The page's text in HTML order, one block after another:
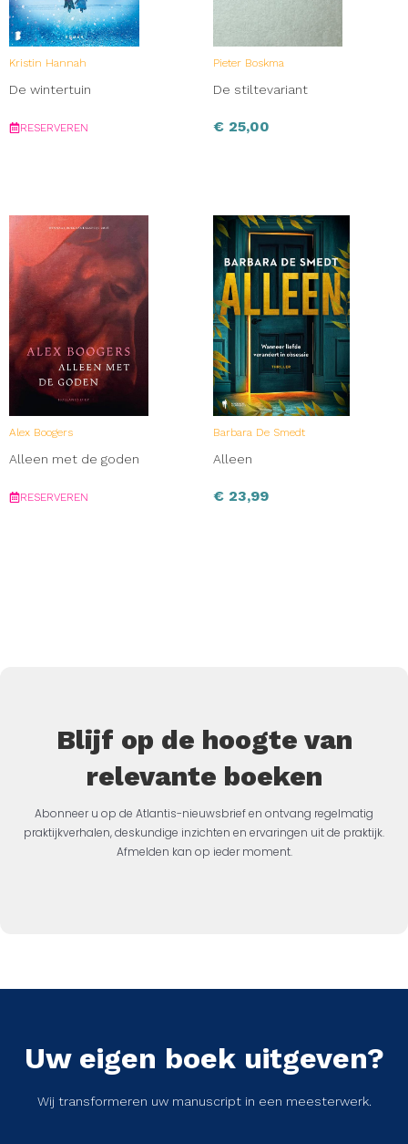
Kristin Hannah
De wintertuin
RESERVEREN
Pieter Boskma
De stiltevariant
€ 25,00
Alex Boogers
Alleen met de goden
RESERVEREN
Barbara De Smedt
Alleen
€ 23,99
Blijf op de hoogte van
relevante boeken
Abonneer u op de Atlantis-nieuwsbrief en ontvang regelmatig
praktijkverhalen, deskundige inzichten en ervaringen uit de praktijk.
Afmelden kan op ieder moment.
Uw eigen boek uitgeven?
Wij transformeren uw manuscript in een meesterwerk.